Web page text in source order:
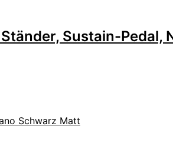
Sustain-Pedal,